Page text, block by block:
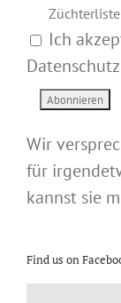
Züchterliste
Ich
Wir
für
kannst sie
Find us on